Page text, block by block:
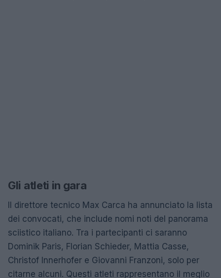
Gli atleti in gara
Il direttore tecnico Max Carca ha annunciato la lista
dei convocati, che include nomi noti del panorama
sciistico italiano. Tra i partecipanti ci saranno
Dominik Paris, Florian Schieder, Mattia Casse,
Christof Innerhofer e Giovanni Franzoni, solo per
citarne alcuni. Questi atleti rappresentano il meglio